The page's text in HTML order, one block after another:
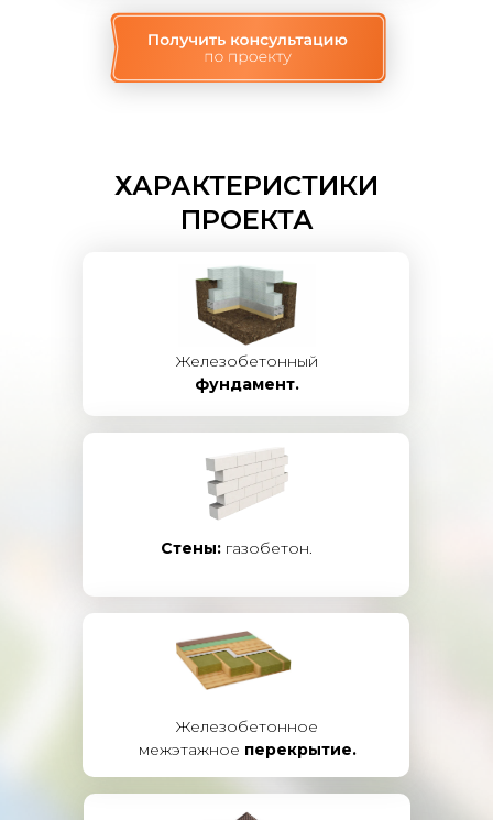
ХАРАКТЕРИСТИКИ
ПРОЕКТА
Железобетонный
фундамент.
Стены: газобетон.
Железобетонное
межэтажное перекрытие.